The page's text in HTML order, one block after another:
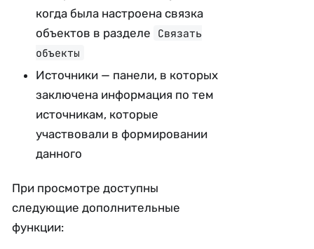
когда была настроена связка
объектов в разделе
Связать
объекты
Источники — панели, в которых
заключена информация по тем
источникам, которые
участвовали в формировании
данного
При просмотре доступны
следующие дополнительные
функции: